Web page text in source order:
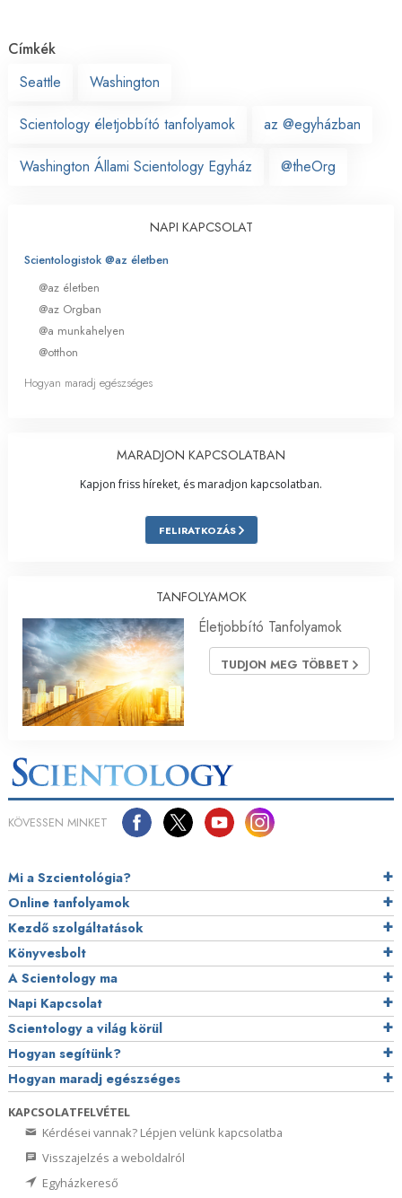
Címkék
Seattle
Washington
Scientology életjobbító tanfolyamok az @egyházban
Washington Állami Scientology Egyház @theOrg
NAPI KAPCSOLAT
Scientologistok @az életben
@az életben
@az Orgban
@a munkahelyen
@otthon
Hogyan maradj egészséges
MARADJON KAPCSOLATBAN
Kapjon friss híreket, és maradjon kapcsolatban.
FELIRATKOZÁS
TANFOLYAMOK
Életjobbító Tanfolyamok
TUDJON MEG TÖBBET
KÖVESSEN MINKET
Mi a Szcientológia?
Online tanfolyamok
Kezdő szolgáltatások
Könyvesbolt
A Scientology ma
Napi Kapcsolat
Scientology a világ körül
Hogyan segítünk?
Hogyan maradj egészséges
KAPCSOLATFELVÉTEL
Kérdései vannak? Lépjen velünk kapcsolatba
Visszajelzés a weboldalról
Egyházkereső